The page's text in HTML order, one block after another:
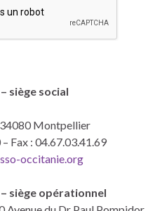
siège social
Montpellier
Fax : 04.67.03.41.69
occitanie.org
siège opérationnel